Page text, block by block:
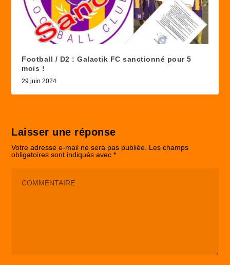
Football / D2 : Galactik FC sanctionné pour 5
mois !
29 juin 2024
Laisser une réponse
Votre adresse e-mail ne sera pas publiée. Les champs
obligatoires sont indiqués avec*